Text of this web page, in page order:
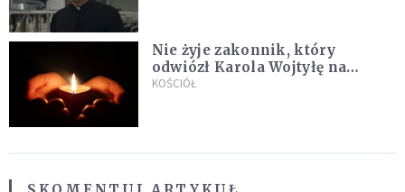
Nie żyje zakonnik, który
odwiózł Karola Wojtyłę na
konklawe. Jan Paweł II nazywał
KOŚCIÓŁ